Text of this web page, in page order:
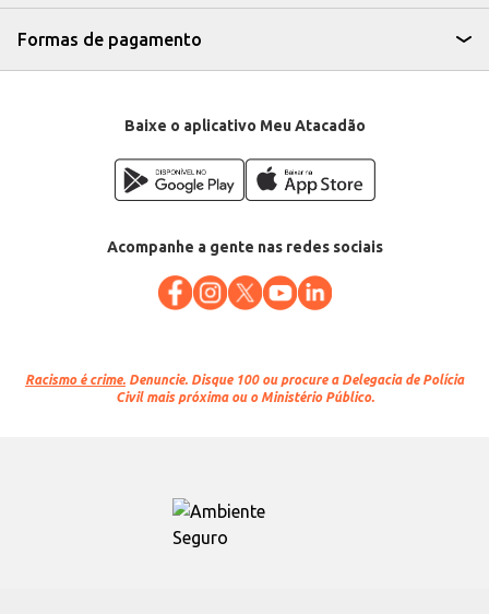
Formas de pagamento
Baixe o aplicativo Meu Atacadão
Acompanhe a gente nas redes sociais
Racismo é crime. Denuncie. Disque 100 ou procure a Delegacia de Polícia
Civil mais próxima ou o Ministério Público.